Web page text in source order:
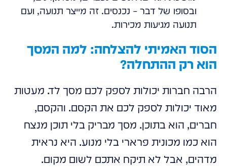
ובסופו של דבר – נכנסים. זה מייצר תנועה, ועם
תנועה מגיעות מכירות.
הסוד האמיתי להצלחה: למה המסך
הוא רק ההתחלה?
הרבה חברות יכולות לספק לכם מסך לד. מעטות
מאוד יכולות לספק לכם את הקסם. והקסם,
חברים, הוא בתוכן. מסך מבריק בלי תוכן מנצח
הוא כמו מכונית פרארי בלי מנוע. היא נראית
מדהים, אבל לא תיקח אתכם לשום מקום.